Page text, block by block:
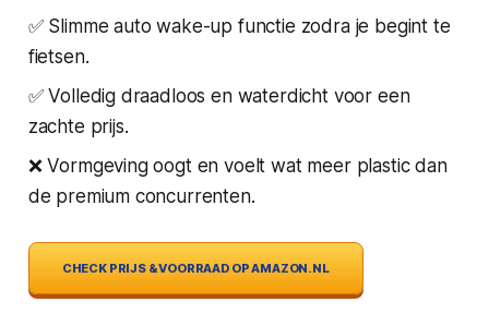
✅ Slimme auto wake-up functie zodra je begint te
fietsen.
✅ Volledig draadloos en waterdicht voor een
zachte prijs.
❌ Vormgeving oogt en voelt wat meer plastic dan
de premium concurrenten.
CHECK PRIJS & VOORRAAD OP AMAZON.NL